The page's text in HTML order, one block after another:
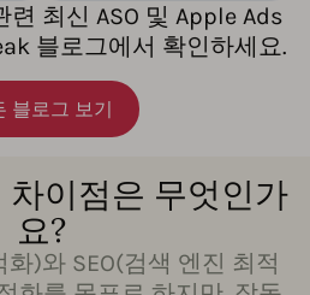
최신 ASO 및 Apple Ads
블로그에서 확인하세요.
블로그 보기
차이점은 무엇인가
요?
화)와 SEO(검색 엔진 최적